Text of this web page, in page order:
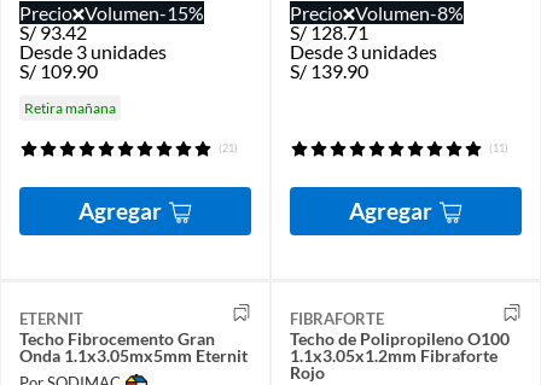
Precio Volumen-15%
S/ 93.42
Desde 3 unidades
S/ 109.90
Retira mañana
(21)
Agregar
Precio Volumen-8%
S/ 128.71
Desde 3 unidades
S/ 139.90
(11)
Agregar
ETERNIT
Techo Fibrocemento Gran
Onda 1.1x3.05mx5mm Eternit
FIBRAFORTE
Techo de Polipropileno O100
1.1x3.05x1.2mm Fibraforte
Rojo